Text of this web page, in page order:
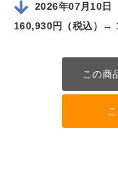
2026年07月10日
160,930円（税込）→
この商